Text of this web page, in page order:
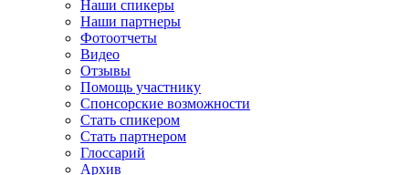
Наши спикеры
Наши партнеры
Фотоотчеты
Видео
Отзывы
Помощь участнику
Спонсорские возможности
Стать спикером
Стать партнером
Глоссарий
Архив